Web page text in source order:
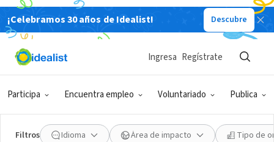
¡Celebramos 30 años de Idealist! Descubre
Participa Encuentra empleo Voluntariado Publica
Ingresa Regístrate
Filtros Idioma Área de impacto Tipo de
ORGANIZACIÓN SIN FIN DE LUCRO
The Shared Humanity Project
Acerca de